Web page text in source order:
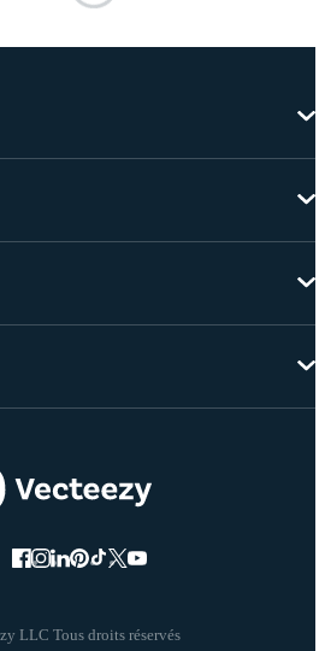
LLC Tous droits réservés